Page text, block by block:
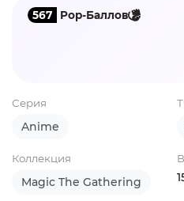
567 Pop-Баллов
Серия
Anime
Коллекция
Magic The Gathering